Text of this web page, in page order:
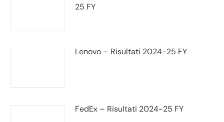
25 FY
Lenovo – Risultati 2024-25 FY
FedEx – Risultati 2024-25 FY